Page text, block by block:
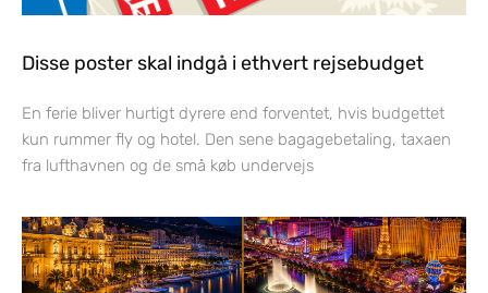
Disse poster skal indgå i ethvert rejsebudget
En ferie bliver hurtigt dyrere end forventet, hvis budgettet
kun rummer fly og hotel. Den sene bagagebetaling, taxaen
fra lufthavnen og de små køb undervejs